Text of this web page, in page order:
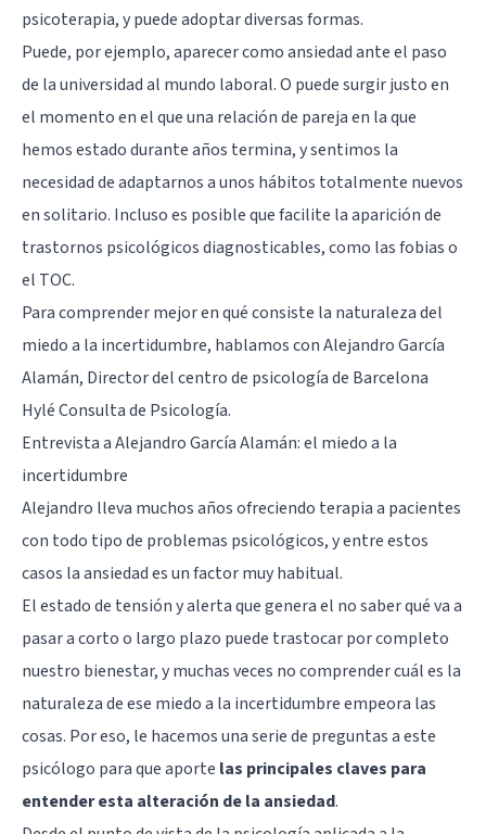
psicoterapia, y puede adoptar diversas formas.
Puede, por ejemplo, aparecer como ansiedad ante el paso
de la universidad al mundo laboral. O puede surgir justo en
el momento en el que una relación de pareja en la que
hemos estado durante años termina, y sentimos la
necesidad de adaptarnos a unos hábitos totalmente nuevos
en solitario. Incluso es posible que facilite la aparición de
trastornos psicológicos diagnosticables, como las fobias o
el TOC.
Para comprender mejor en qué consiste la naturaleza del
miedo a la incertidumbre, hablamos con Alejandro García
Alamán, Director del centro de psicología de Barcelona
Hylé Consulta de Psicología.
Entrevista a Alejandro García Alamán: el miedo a la
incertidumbre
Alejandro lleva muchos años ofreciendo terapia a pacientes
con todo tipo de problemas psicológicos, y entre estos
casos la ansiedad es un factor muy habitual.
El estado de tensión y alerta que genera el no saber qué va a
pasar a corto o largo plazo puede trastocar por completo
nuestro bienestar, y muchas veces no comprender cuál es la
naturaleza de ese miedo a la incertidumbre empeora las
cosas. Por eso, le hacemos una serie de preguntas a este
psicólogo para que aporte las principales claves para
entender esta alteración de la ansiedad.